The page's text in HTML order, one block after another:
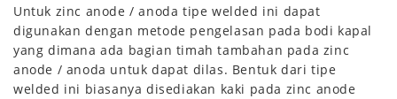
Untuk zinc anode / anoda tipe welded ini dapat
digunakan dengan metode pengelasan pada bodi kapal
yang dimana ada bagian timah tambahan pada zinc
anode / anoda untuk dapat dilas. Bentuk dari tipe
welded ini biasanya disediakan kaki pada zinc anode